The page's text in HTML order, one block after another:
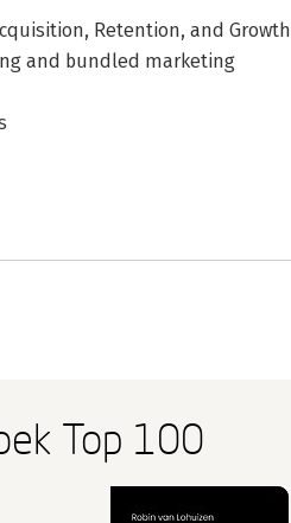
Retention, and Growth
and bundled marketing
Top 100